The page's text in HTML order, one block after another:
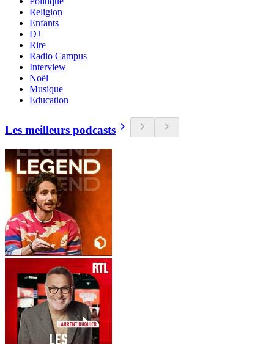
Religion
Enfants
DJ
Rire
Radio Campus
Interview
Noël
Musique
Education
Les meilleurs podcasts